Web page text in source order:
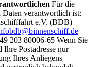
Für die
Daten verantwortlich ist:
e.V. (BDB)
203 80006-65 Wenn Sie
Postadresse nur
Ihres Anliegens